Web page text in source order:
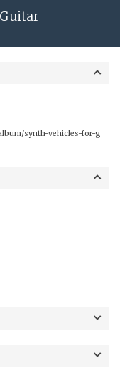
synth-vehicles-for-g